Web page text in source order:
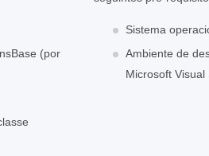
(por
Sistema
Ambiente de
Microsoft Visual